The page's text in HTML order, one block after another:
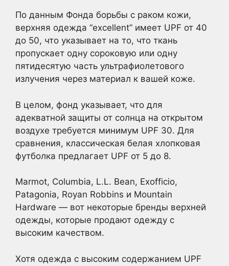
По данным Фонда борьбы с раком кожи,
верхняя одежда “excellent” имеет UPF от 40
до 50, что указывает на то, что ткань
пропускает одну сороковую или одну
пятидесятую часть ультрафиолетового
излучения через материал к вашей коже.
В целом, фонд указывает, что для
адекватной защиты от солнца на открытом
воздухе требуется минимум UPF 30. Для
сравнения, классическая белая хлопковая
футболка предлагает UPF от 5 до 8.
Marmot, Columbia, L.L. Bean, Exofficio,
Patagonia, Royan Robbins и Mountain
Hardware — вот некоторые бренды верхней
одежды, которые продают одежду с
высоким качеством.
Хотя одежда с высоким содержанием UPF